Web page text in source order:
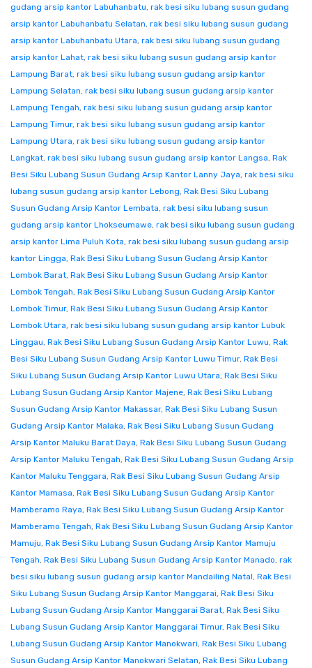
gudang arsip kantor Labuhanbatu, rak besi siku lubang susun gudang
arsip kantor Labuhanbatu Selatan, rak besi siku lubang susun gudang
arsip kantor Labuhanbatu Utara, rak besi siku lubang susun gudang
arsip kantor Lahat, rak besi siku lubang susun gudang arsip kantor
Lampung Barat, rak besi siku lubang susun gudang arsip kantor
Lampung Selatan, rak besi siku lubang susun gudang arsip kantor
Lampung Tengah, rak besi siku lubang susun gudang arsip kantor
Lampung Timur, rak besi siku lubang susun gudang arsip kantor
Lampung Utara, rak besi siku lubang susun gudang arsip kantor
Langkat, rak besi siku lubang susun gudang arsip kantor Langsa, Rak
Besi Siku Lubang Susun Gudang Arsip Kantor Lanny Jaya, rak besi siku
lubang susun gudang arsip kantor Lebong, Rak Besi Siku Lubang
Susun Gudang Arsip Kantor Lembata, rak besi siku lubang susun
gudang arsip kantor Lhokseumawe, rak besi siku lubang susun gudang
arsip kantor Lima Puluh Kota, rak besi siku lubang susun gudang arsip
kantor Lingga, Rak Besi Siku Lubang Susun Gudang Arsip Kantor
Lombok Barat, Rak Besi Siku Lubang Susun Gudang Arsip Kantor
Lombok Tengah, Rak Besi Siku Lubang Susun Gudang Arsip Kantor
Lombok Timur, Rak Besi Siku Lubang Susun Gudang Arsip Kantor
Lombok Utara, rak besi siku lubang susun gudang arsip kantor Lubuk
Linggau, Rak Besi Siku Lubang Susun Gudang Arsip Kantor Luwu, Rak
Besi Siku Lubang Susun Gudang Arsip Kantor Luwu Timur, Rak Besi
Siku Lubang Susun Gudang Arsip Kantor Luwu Utara, Rak Besi Siku
Lubang Susun Gudang Arsip Kantor Majene, Rak Besi Siku Lubang
Susun Gudang Arsip Kantor Makassar, Rak Besi Siku Lubang Susun
Gudang Arsip Kantor Malaka, Rak Besi Siku Lubang Susun Gudang
Arsip Kantor Maluku Barat Daya, Rak Besi Siku Lubang Susun Gudang
Arsip Kantor Maluku Tengah, Rak Besi Siku Lubang Susun Gudang Arsip
Kantor Maluku Tenggara, Rak Besi Siku Lubang Susun Gudang Arsip
Kantor Mamasa, Rak Besi Siku Lubang Susun Gudang Arsip Kantor
Mamberamo Raya, Rak Besi Siku Lubang Susun Gudang Arsip Kantor
Mamberamo Tengah, Rak Besi Siku Lubang Susun Gudang Arsip Kantor
Mamuju, Rak Besi Siku Lubang Susun Gudang Arsip Kantor Mamuju
Tengah, Rak Besi Siku Lubang Susun Gudang Arsip Kantor Manado, rak
besi siku lubang susun gudang arsip kantor Mandailing Natal, Rak Besi
Siku Lubang Susun Gudang Arsip Kantor Manggarai, Rak Besi Siku
Lubang Susun Gudang Arsip Kantor Manggarai Barat, Rak Besi Siku
Lubang Susun Gudang Arsip Kantor Manggarai Timur, Rak Besi Siku
Lubang Susun Gudang Arsip Kantor Manokwari, Rak Besi Siku Lubang
Susun Gudang Arsip Kantor Manokwari Selatan, Rak Besi Siku Lubang